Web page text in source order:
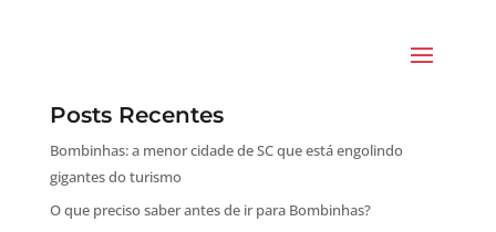
Posts Recentes
Bombinhas: a menor cidade de SC que está engolindo
gigantes do turismo
O que preciso saber antes de ir para Bombinhas?